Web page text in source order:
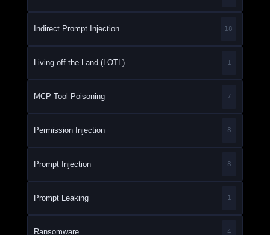
Indirect Prompt Injection 18
Living off the Land (LOTL) 1
MCP Tool Poisoning 7
Permission Injection 8
Prompt Injection 8
Prompt Leaking 1
Ransomware 4